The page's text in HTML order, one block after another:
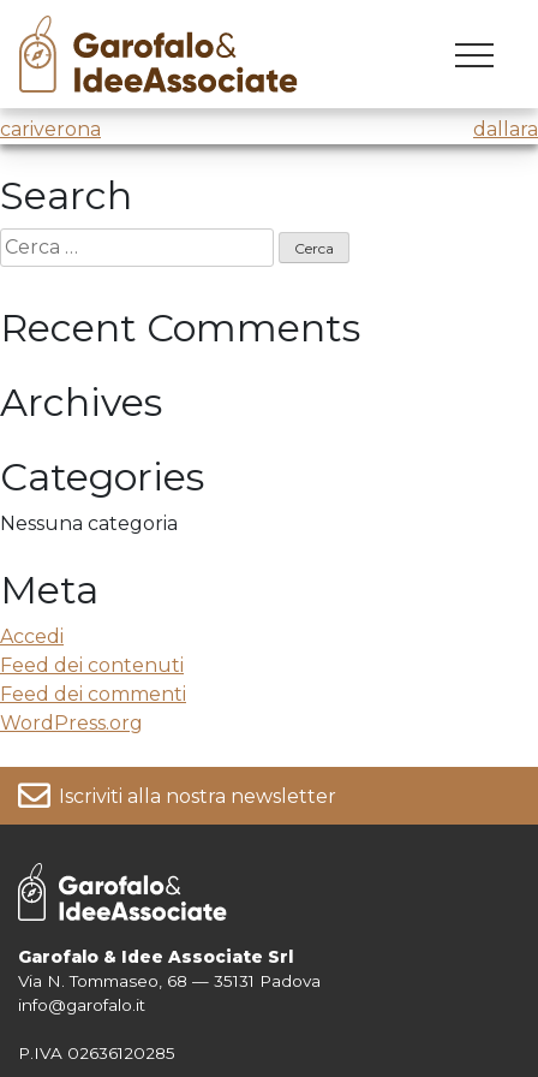
Skip
content
cuoa
Laboratorio@CuoaJob Leader HR
Navigazione
articoli
cariverona dallara
Search
Ricerca
per:
Recent Comments
Archives
Categories
Nessuna categoria
Meta
Accedi
Feed dei contenuti
Feed dei commenti
WordPress.org
Iscriviti alla nostra newsletter
Per informazioni su come vengono trattati i tuoi dati consulta la nostra
Privacy Policy
Garofalo & Idee Associate Srl
Via N. Tommaseo, 68 — 35131 Padova
info@garofalo.it
P.IVA 02636120285